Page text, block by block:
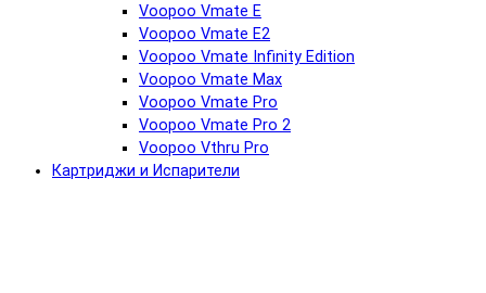
Voopoo Vmate E
Voopoo Vmate E2
Voopoo Vmate Infinity Edition
Voopoo Vmate Max
Voopoo Vmate Pro
Voopoo Vmate Pro 2
Voopoo Vthru Pro
Картриджи и Испарители